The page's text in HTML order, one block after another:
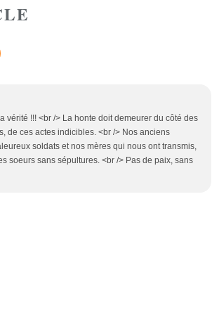
vérité !!! <br /> La honte doit demeurer du côté des
de ces actes indicibles. <br /> Nos anciens
soldats et nos mères qui nous ont transmis,
soeurs sans sépultures. <br /> Pas de paix, sans